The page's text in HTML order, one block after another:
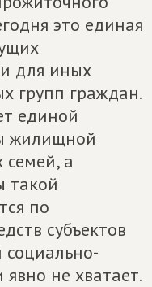
это единая
для иных
групп граждан.
единой
жилищной
а
такой
по
субъектов
не хватает.